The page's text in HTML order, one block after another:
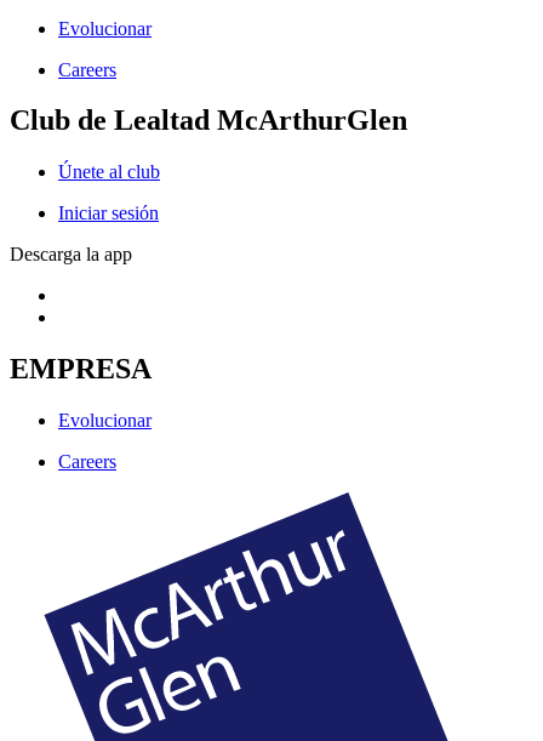
Evolucionar
Careers
Club de Lealtad McArthurGlen
Únete al club
Iniciar sesión
Descarga la app
EMPRESA
Evolucionar
Careers